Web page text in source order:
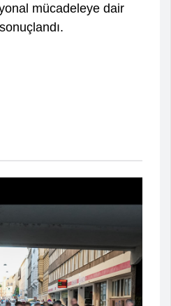
mücadeleye dair